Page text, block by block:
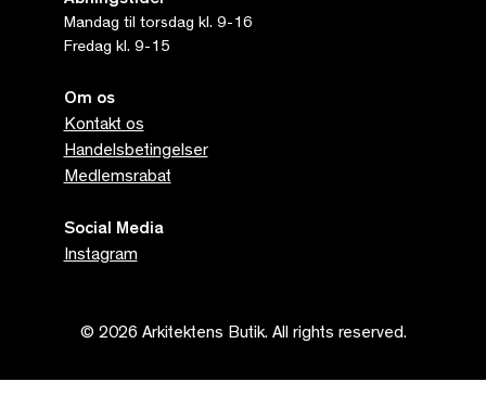
Mandag til torsdag kl. 9-16
Fredag kl. 9-15
Om os
Kontakt os
Handelsbetingelser
Medlemsrabat
Social Media
Instagram
© 2026 Arkitektens Butik. All rights reserved.